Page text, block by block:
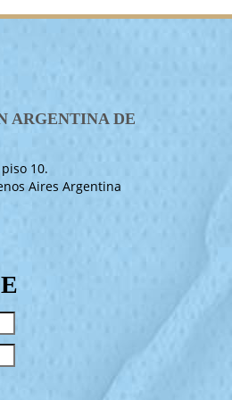
ARGENTINA DE
10.
Aires Argentina